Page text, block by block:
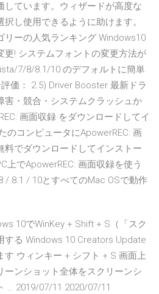
しています。ウィザードが高度な
し使用できるように助けます。
リーの人気ランキング Windows10
更! システムフォントの変更方法が
7/8/8.1/10 のデフォルトに簡単
価： 2.5) Driver Booster 最新ドラ
害・競合・システムクラッシュか
画面収録 をダウンロードしてイ
のコンピュータにApowerREC: 画
料でダウンロードしてインストー
上でApowerREC: 画面収録を使う
/ 8.1 / 10とすべてのMac OSで動作
10でWinKey + Shift + S（「スク
する Windows 10 Creators Update
す ウィンキー + シフト + S 画面上
ーンショット全体をスクリーンシ
… 2019/07/11 2020/07/11